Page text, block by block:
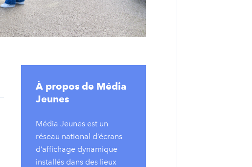
À propos de Média
Jeunes
Média Jeunes est un
réseau national d’écrans
d’affichage dynamique
installés dans des lieux